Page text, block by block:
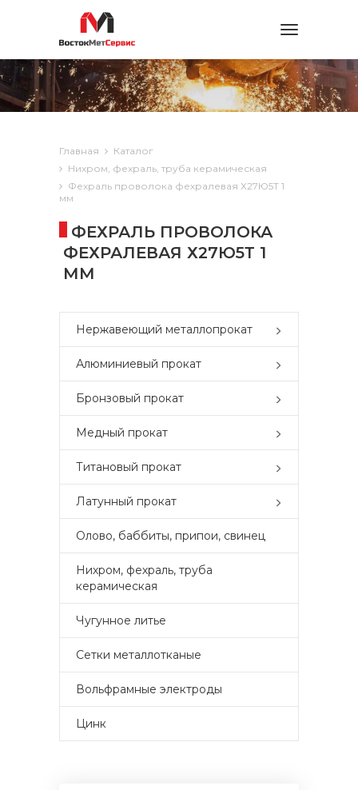
Toggle
Главная
Каталог
Нихром, фехраль, труба керамическая
Фехраль проволока фехралевая Х27Ю5Т 1
мм
ФЕХРАЛЬ ПРОВОЛОКА
ФЕХРАЛЕВАЯ Х27Ю5Т 1
ММ
Нержавеющий металлопрокат
Алюминиевый прокат
Бронзовый прокат
Медный прокат
Титановый прокат
Латунный прокат
Олово, баббиты, припои, свинец
Нихром, фехраль, труба
керамическая
Чугунное литье
Сетки металлотканые
Вольфрамные электроды
Цинк